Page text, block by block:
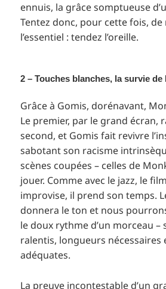
ennuis, la grâce somptueuse
Tentez donc, pour cette fois,
l’essentiel : tendez l’oreille.
2 – Touches blanches, la survie de
Grâce à Gomis, dorénavant,
Le premier, par le grand écran,
second, et Gomis fait revivre
sabotant son racisme
scènes coupées – celles de
jouer. Comme avec le jazz, le
improvise, il prend son temps.
donnera le ton et nous
le doux rythme d’un morceau
ralentis, longueurs nécessaires
adéquates.
La preuve incontestable d’un